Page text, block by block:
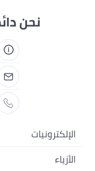
نحن
الإلكترونيات
الهواتف المتحركة
الأزياء